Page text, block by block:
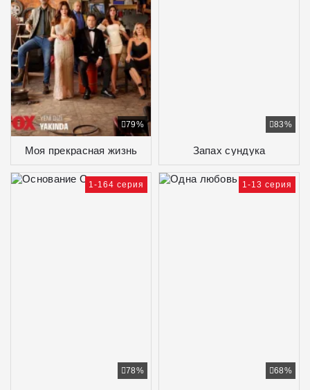
Моя прекрасная жизнь
79%
Запах сундука
83%
78%
1-164 серия
68%
1-13 серия